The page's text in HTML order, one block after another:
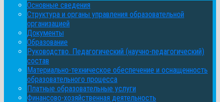
Основные сведения
Структура и органы управления образовательной
организацией
Документы
Образование
Руководство. Педагогический (научно-педагогический)
состав
Материально-техническое обеспечение и оснащенность
образовательного процесса
Платные образовательные услуги
Финансово-хозяйственная деятельность